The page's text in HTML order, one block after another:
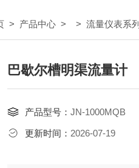
> 产品中心 > > 流量仪表系列
巴歇尔槽明渠流量计
产品型号： JN-1000MQB
更新时间： 2026-07-19